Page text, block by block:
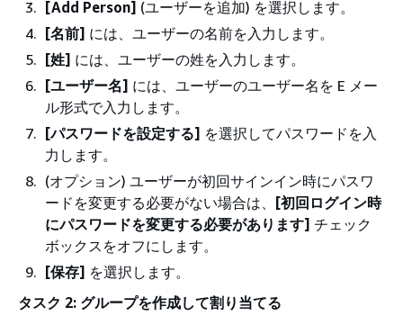
[Add Person] (ユーザーを追加) を選択します。
[名前] には、ユーザーの名前を入力します。
[姓] には、ユーザーの姓を入力します。
[ユーザー名] には、ユーザーのユーザー名を E メー
ル形式で入力します。
[パスワードを設定する] を選択してパスワードを入
力します。
(オプション) ユーザーが初回サインイン時にパスワ
ードを変更する必要がない場合は、 [初回ログイン時
にパスワードを変更する必要があります] チェック
ボックスをオフにします。
[保存] を選択します。
タスク 2: グループを作成して割り当てる